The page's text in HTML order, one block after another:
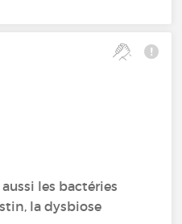
les bactéries
la dysbiose